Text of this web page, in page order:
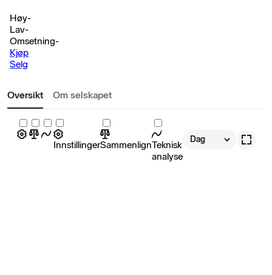
Høy-
Lav-
Omsetning-
Kjøp
Selg
Oversikt Om selskapet
InnstillingerSammenlignTeknisk
analyse
Dag